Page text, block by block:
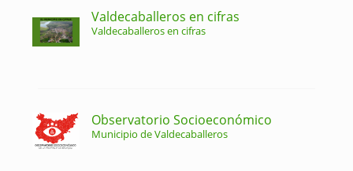
Valdecaballeros en cifras
Valdecaballeros en cifras
Observatorio Socioeconómico
Municipio de Valdecaballeros